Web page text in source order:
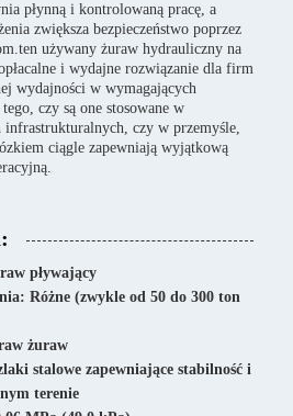
płynną i kontrolowaną pracę, a
zwiększa bezpieczeństwo poprzez
używany żuraw hydrauliczny na
i wydajne rozwiązanie dla firm
wydajności w wymagających
czy są one stosowane w
czy w przemyśle,
ciągle zapewniają wyjątkową
pływający
Różne (zwykle od 50 do 300 ton
żuraw
stalowe zapewniające stabilność i
terenie